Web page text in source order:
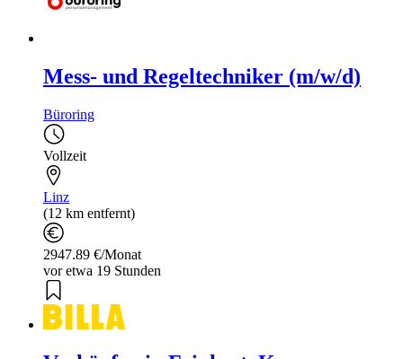
Mess- und Regeltechniker (m/w/d)
Büroring
Vollzeit
Linz
(12 km entfernt)
2947.89 €/Monat
vor etwa 19 Stunden